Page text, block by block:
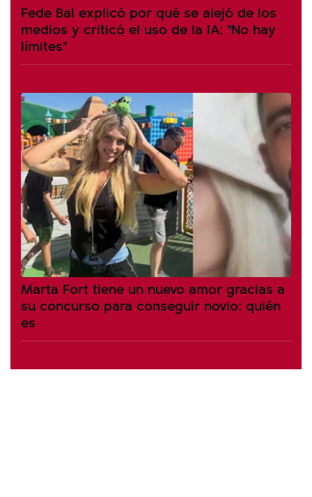
Fede Bal explicó por qué se alejó de los
medios y criticó el uso de la IA: "No hay
límites"
Marta Fort tiene un nuevo amor gracias a
su concurso para conseguir novio: quién
es